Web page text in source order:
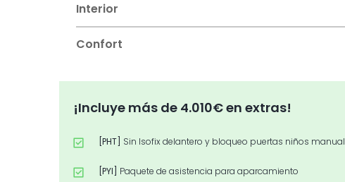
Interior
Confort
¡Incluye más de 4.010€ en extras!
[PHT] Sin Isofix delantero y bloqueo puertas niños manual
[PYI] Paquete de asistencia para aparcamiento